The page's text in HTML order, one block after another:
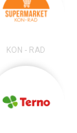
KON - RAD